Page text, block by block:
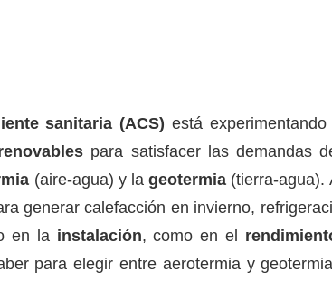
sanitaria (ACS) está
para satisfacer las demandas
(aire-agua) y lageotermia (tierra-agua).
generar calefacción en invierno,
en la instalación, como en el
para elegir entre aerotermia y